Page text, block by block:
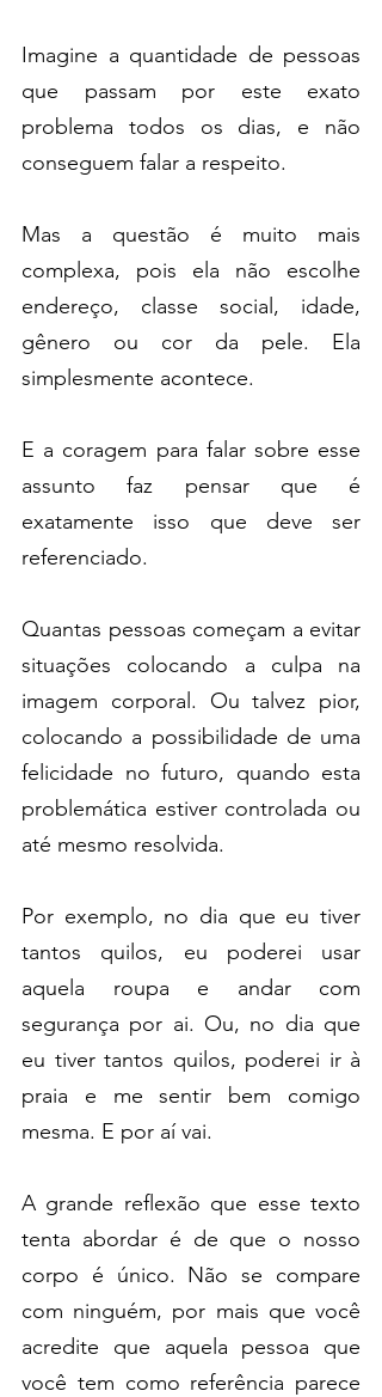
Imagine a quantidade de pessoas
que passam por este exato
problema todos os dias, e não
conseguem falar a respeito.
Mas a questão é muito mais
complexa, pois ela não escolhe
endereço, classe social, idade,
gênero ou cor da pele. Ela
simplesmente acontece.
E a coragem para falar sobre esse
assunto faz pensar que é
exatamente isso que deve ser
referenciado.
Quantas pessoas começam a evitar
situações colocando a culpa na
imagem corporal. Ou talvez pior,
colocando a possibilidade de uma
felicidade no futuro, quando esta
problemática estiver controlada ou
até mesmo resolvida.
Por exemplo, no dia que eu tiver
tantos quilos, eu poderei usar
aquela roupa e andar com
segurança por ai. Ou, no dia que
eu tiver tantos quilos, poderei ir à
praia e me sentir bem comigo
mesma. E por aí vai.
A grande reflexão que esse texto
tenta abordar é de que o nosso
corpo é único. Não se compare
com ninguém, por mais que você
acredite que aquela pessoa que
você tem como referência parece